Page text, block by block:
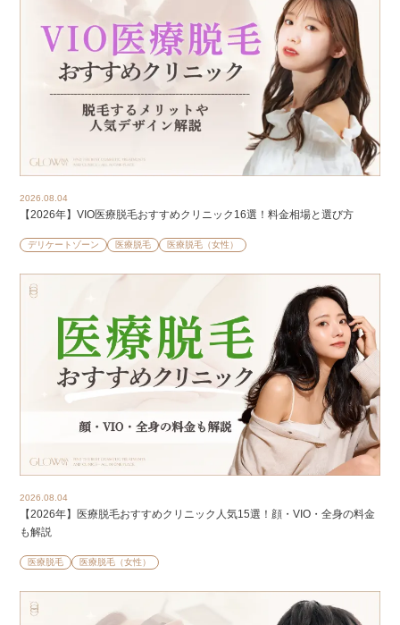
2026.08.04
【2026年】VIO医療脱毛おすすめクリニック16選！料金相場と選び方
デリケートゾーン 医療脱毛 医療脱毛（女性）
2026.08.04
【2026年】医療脱毛おすすめクリニック人気15選！顔・VIO・全身の料金
も解説
医療脱毛 医療脱毛（女性）